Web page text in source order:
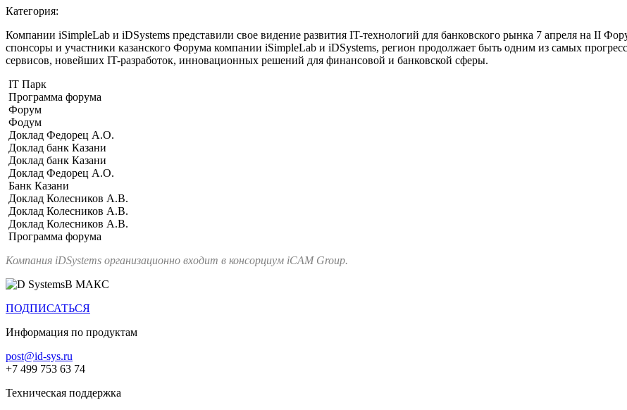
Категория:
Компании iSimpleLab и iDSystems представили свое видение развития IT-технологий для банковского рынка 7 апреля на II
спонсоры и участники казанского Форума компании iSimpleLab и iDSystems, регион продолжает быть одним из самых
сервисов, новейших IT-разработок, инновационных решений для финансовой и банковской сферы.
IT Парк
Программа форума
Форум
Фодум
Доклад Федорец А.О.
Доклад банк Казани
Доклад банк Казани
Доклад Федорец А.О.
Банк Казани
Доклад Колесников А.В.
Доклад Колесников А.В.
Доклад Колесников А.В.
Программа форума
Компания iDSystems организационно входит в консорциум iCAM Group.
В МАКС
ПОДПИСАТЬСЯ
Информация по продуктам
post@id-sys.ru
+7 499 753 63 74
Техническая поддержка